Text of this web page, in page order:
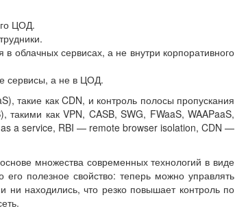
ЦОД.
сервисах, а не внутри корпоративного
сервисы, а не в ЦОД.
такие как CDN, и контроль полосы пропускания
как VPN, CASB, SWG, FWaaS, WAAPaaS,
as a service, RBI — remote browser isolation, CDN —
множества современных технологий в виде
полезное свойство: теперь можно управлять
ни находились, что резко повышает контроль по